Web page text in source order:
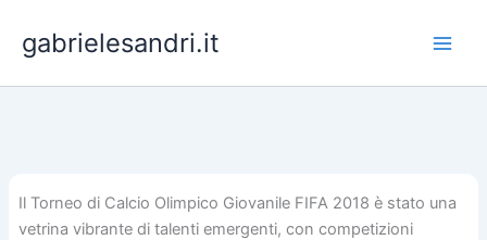
content
gabrielesandri.it
Il Torneo di Calcio Olimpico Giovanile FIFA 2018 è stato una
vetrina vibrante di talenti emergenti, con competizioni